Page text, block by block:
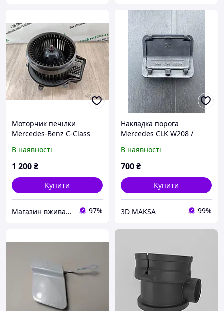
Моторчик печілки
Mercedes-Benz C-Class
В наявності
1 200₴
Купити
Магазин вживаних автозапчастин "АВТОШРОТ 30400" 97%
Накладка порога
Mercedes CLK W208 /
В наявності
700₴
Купити
3D MAKSA 99%